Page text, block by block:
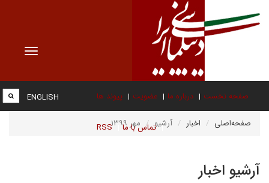
Toggle
صفحه نخست درباره ما عضویت پیوند ها
تماس با ما RSS
ENGLISH
صفحه‌اصلی اخبار آرشیو مهر ۱۳۹۹
آرشیو اخبار